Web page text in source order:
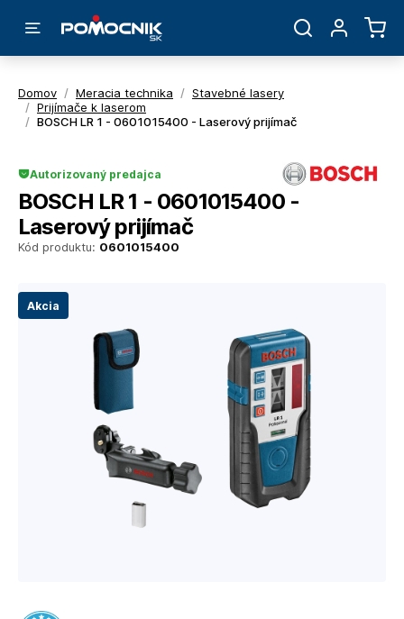
Domov / Meracia technika / Stavebné lasery
/ Prijímače k laserom
/ BOSCH LR 1 - 0601015400 - Laserový prijímač
Akcia
Kód produktu: 0601015400
Autorizovaný predajca
BOSCH LR 1 - 0601015400 -
Laserový prijímač